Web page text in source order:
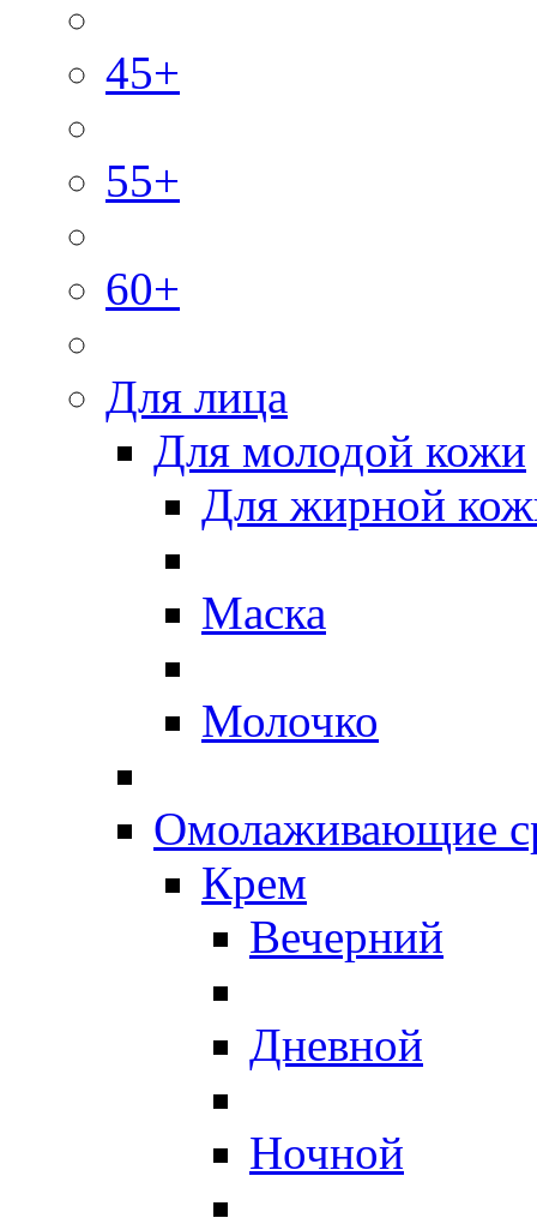
45+
55+
60+
Для лица
Для молодой кожи
Для жирной
Маска
Молочко
Омолаживающие
Крем
Вечерний
Дневной
Ночной